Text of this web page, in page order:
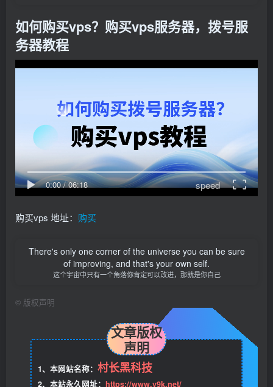
如何购买vps？购买vps服务器，拨号服
务器教程
0:00/06:18 speed
购买vps 地址： 购买
There's only one corner of the universe you can be sure
of improving, and that's your own self.
这个宇宙中只有一个角落你肯定可以改进，那就是你自己
© 版权声明
文章版权
声明
1、本网站名称： 村长黑科技
2、本站永久网址： https://www.v9k.net/